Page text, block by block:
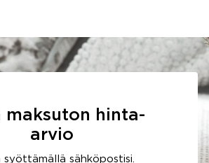
maksuton hinta-
arvio
syöttämällä sähköpostisi.